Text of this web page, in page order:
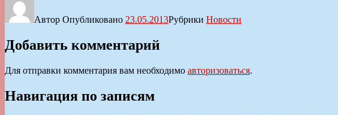
Автор Опубликовано 23.05.2013Рубрики Новости
Добавить комментарий
Для отправки комментария вам необходимо авторизоваться.
Навигация по записям